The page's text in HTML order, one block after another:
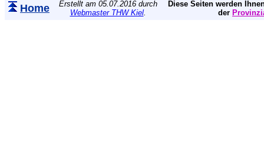
Home
Erstellt am 05.07.2016 durch
Webmaster THW Kiel.
Diese Seiten werden
der